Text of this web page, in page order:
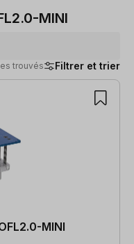
MINI
trouvés Filtrer et trier
MINI